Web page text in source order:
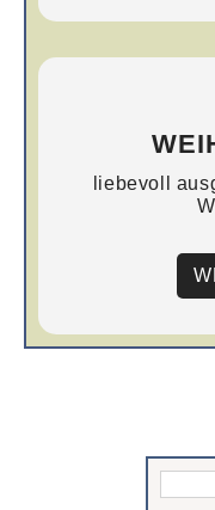
liebevoll